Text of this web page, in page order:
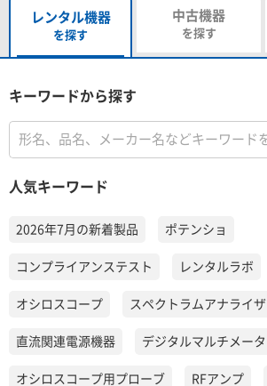
レンタル機器
を探す
中古機器
を探す
キーワードから探す
人気キーワード
2026年7月の新着製品 ポテンショ
コンプライアンステスト レンタルラボ
オシロスコープ スペクトラムアナライザ
直流関連電源機器 デジタルマルチメータ
オシロスコープ用プローブ RFアンプ